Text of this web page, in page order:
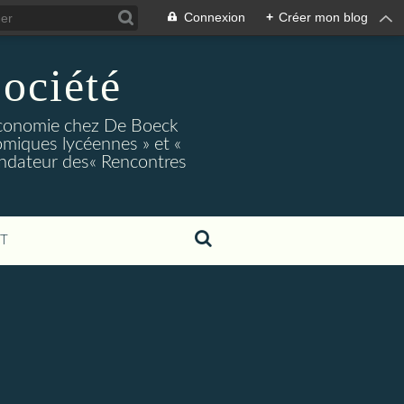
Connexion + Créer mon blog
chez De Boeck
lycéennes » et «
des« Rencontres